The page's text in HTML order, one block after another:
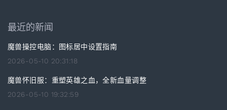
最近的新闻
魔兽操控电脑：图标居中设置指南
2026-05-10 20:31:18
魔兽怀旧服：重塑英雄之血，全新血量调整
2026-05-10 19:32:59